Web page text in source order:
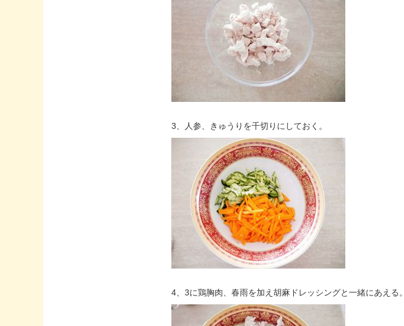
3、人参、きゅうりを千切りにしておく。
4、3に鶏胸肉、春雨を加え胡麻ドレッシングと一緒にあえる。